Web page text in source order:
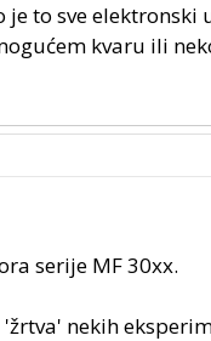
to sve
kvaru ili
serije MF 30xx.
nekih